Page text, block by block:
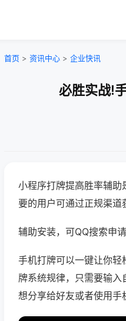
首页 > 资讯中心 > 企业快讯
必胜实战!
小程序打牌提高胜率辅助
要的用户可通过正规渠道
辅助安装，可QQ搜索申
手机打牌可以一键让你轻
牌系统规律，只需要输
想分享给好友或者使用手